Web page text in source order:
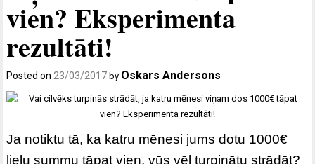
vien? Eksperimenta
rezultāti!
Posted on23/03/2017 by Oskars Andersons
Ja notiktu tā, ka katru mēnesi jums dotu 1000€
lielu summu tāpat vien, vūs vēl turpinātu strādāt?